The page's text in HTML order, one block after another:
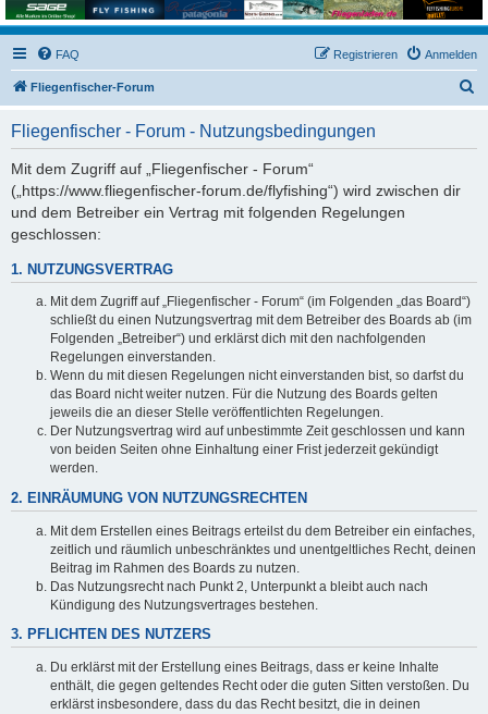
FAQ Anmelden
Registrieren
Fliegenfischer-Forum
Fliegenfischer - Forum - Nutzungsbedingungen
Mit dem Zugriff auf „Fliegenfischer - Forum“
(„https://www.fliegenfischer-forum.de/flyfishing“) wird zwischen dir
und dem Betreiber ein Vertrag mit folgenden Regelungen
geschlossen:
1. NUTZUNGSVERTRAG
Mit dem Zugriff auf „Fliegenfischer - Forum“ (im Folgenden „das Board“)
schließt du einen Nutzungsvertrag mit dem Betreiber des Boards ab (im
Folgenden „Betreiber“) und erklärst dich mit den nachfolgenden
Regelungen einverstanden.
Wenn du mit diesen Regelungen nicht einverstanden bist, so darfst du
das Board nicht weiter nutzen. Für die Nutzung des Boards gelten
jeweils die an dieser Stelle veröffentlichten Regelungen.
Der Nutzungsvertrag wird auf unbestimmte Zeit geschlossen und kann
von beiden Seiten ohne Einhaltung einer Frist jederzeit gekündigt
werden.
2. EINRÄUMUNG VON NUTZUNGSRECHTEN
Mit dem Erstellen eines Beitrags erteilst du dem Betreiber ein einfaches,
zeitlich und räumlich unbeschränktes und unentgeltliches Recht, deinen
Beitrag im Rahmen des Boards zu nutzen.
Das Nutzungsrecht nach Punkt 2, Unterpunkt a bleibt auch nach
Kündigung des Nutzungsvertrages bestehen.
3. PFLICHTEN DES NUTZERS
Du erklärst mit der Erstellung eines Beitrags, dass er keine Inhalte
enthält, die gegen geltendes Recht oder die guten Sitten verstoßen. Du
erklärst insbesondere, dass du das Recht besitzt, die in deinen